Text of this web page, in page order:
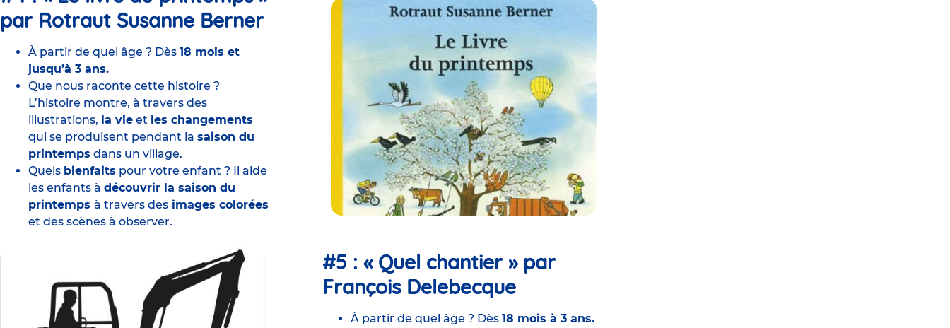
par Rotraut Susanne Berner
À partir de quel âge ? Dès 18 mois et
jusqu’à 3 ans.
Que nous raconte cette histoire ?
L’histoire montre, à travers des
illustrations, la vie et les changements
qui se produisent pendant la saison du
printemps dans un village.
Quels bienfaits pour votre enfant ? Il aide
les enfants à découvrir la saison du
printemps à travers des images colorées
et des scènes à observer.
#5 : « Quel chantier » par
François Delebecque
À partir de quel âge ? Dès 18 mois à 3 ans.